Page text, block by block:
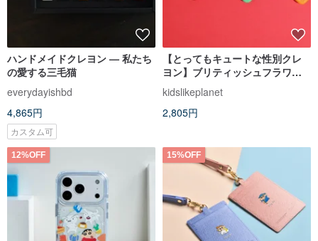
ハンドメイドクレヨン — 私たち
の愛する三毛猫
everydayishbd
4,865円
カスタム可
【とってもキュートな性別クレ
ヨン】ブリティッシュフラワー
モナコ 男の子/女の子 ベビークレ
ヨン ギフトボックス (6色)
kidslikeplanet
2,805円
12%OFF 15%OFF